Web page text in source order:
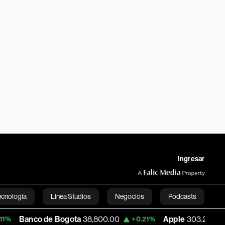
Ingresar
Línea Studios Negocios Podcasts
English
Bogota 38,800.00 +0.21% Apple 303.27 -1.74% USD